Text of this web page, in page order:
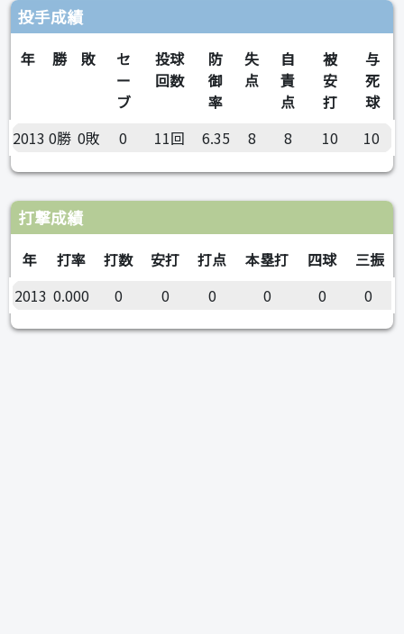
投手成績
年 勝 敗
セ
ー
ブ
投球
回数
防
御
率
失
点
自
責
点
被
安
打
与
死
球
2013 0勝 0敗 0 11回 6.35 8 8 10 10
打撃成績
年 打率 打数 安打 打点 本塁打 四球
三振
2013 0.000 0 0 0 0 0 0